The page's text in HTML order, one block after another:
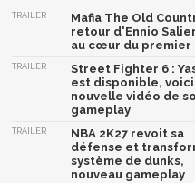
TRAILER
Mafia The Old
retour d'Ennio
au cœur du premier
TRAILER
Street Fighter 6 :
est disponible, voici
nouvelle vidéo de
gameplay
TRAILER
NBA 2K27 revoit sa
défense et
système de dunks,
nouveau gameplay